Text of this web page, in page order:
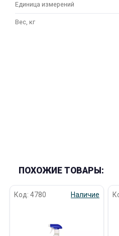
Единица измерений
Вес, кг
ПОХОЖИЕ ТОВАРЫ:
Код: 4780 Наличие